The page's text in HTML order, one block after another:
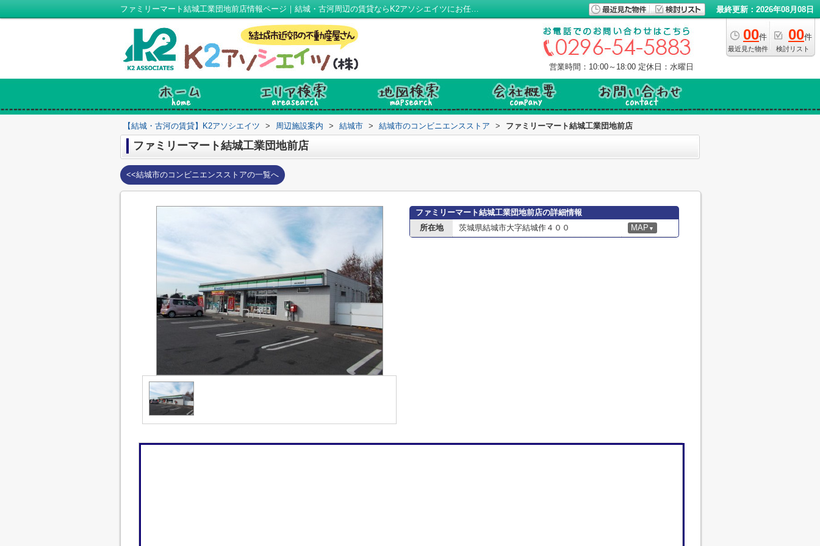
ファミリーマート結城工業団地前店情報ページ｜結城・古河周辺の賃貸ならK2アソシエイツにお任せ！ 最終更新：2026年08月08日
00件
最近見た物件
00件
検討リスト
営業時間：10:00～18:00 定休日：水曜日
【結城・古河の賃貸】K2アソシエイツ > 周辺施設案内 > 結城市 > 結城市のコンビニエンスストア > ファミリーマート結城工業団地前店
ファミリーマート結城工業団地前店
<<結城市のコンビニエンスストアの一覧へ
ファミリーマート結城工業団地前店の詳細情報
所在地
茨城県結城市大字結城作４００ MAP ▼